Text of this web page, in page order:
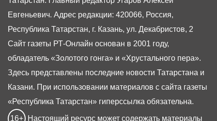
Евгеньевич. Адрес редакции: 420066, Россия,
Республика Татарстан, г. Казань, ул. Декабристов, 2
Сайт газеты РТ-Онлайн основан в 2001 году,
обладатель «Золотого гонга» и «Хрустального пера».
Здесь представлены последние новости Татарстана и
Казани. При использовании материалов с сайта газеты
«Республика Татарстан» гиперссылка обязательна.
16+ Настоящий ресурс может содержать материалы